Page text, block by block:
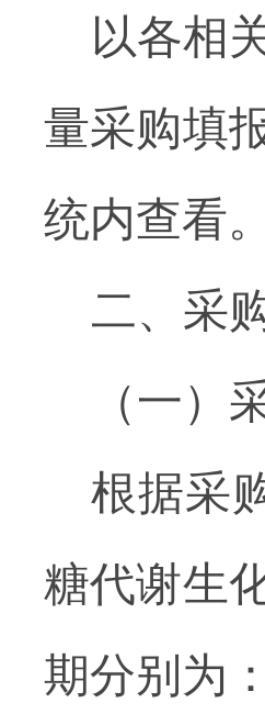
以各相
量采购填
统内查看。
二、采
（一）
根据采
糖代谢生
期分别为：